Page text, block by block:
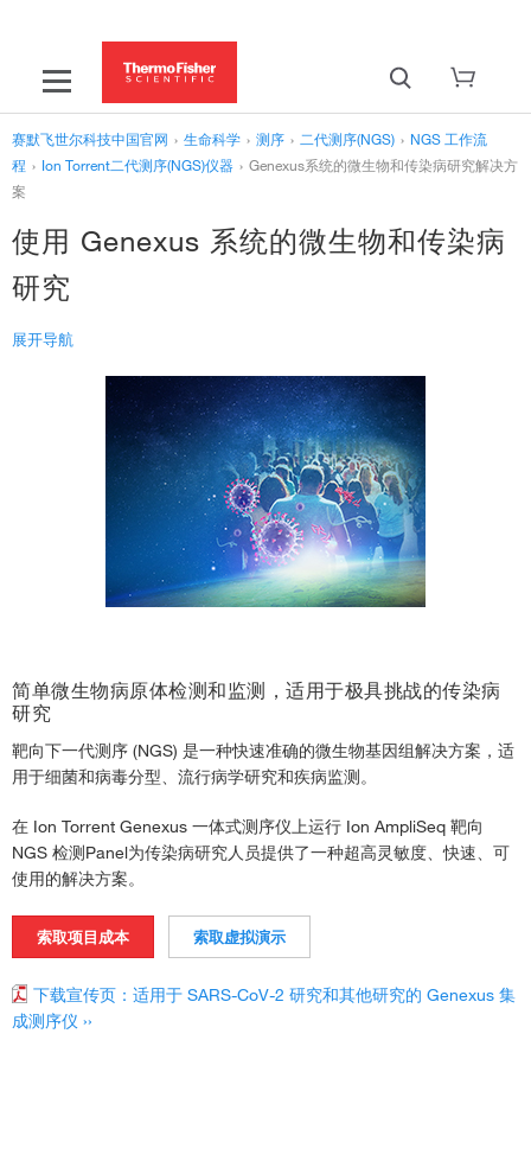
赛默飞世尔科技中国官网 › 生命科学 › 测序 › 二代测序(NGS) › NGS 工作流
程 › Ion Torrent二代测序(NGS)仪器 › Genexus系统的微生物和传染病研究解决方
案
使用 Genexus 系统的微生物和传染病
研究
展开导航
Ion Torrent二代测序(NGS)仪器
Genexus系统的微生物和传染病研究解决方案
使用 Genexus 一体式测序仪进行冠状病毒研究
肿瘤学临床研究解决方案
Genexus系统的遗传性疾病临床研究解决方案
简单微生物病原体检测和监测，适用于极具挑战的传染病
研究
靶向下一代测序 (NGS) 是一种快速准确的微生物基因组解决方案，适
用于细菌和病毒分型、流行病学研究和疾病监测。
在 Ion Torrent Genexus 一体式测序仪上运行 Ion AmpliSeq 靶向
NGS 检测Panel为传染病研究人员提供了一种超高灵敏度、快速、可
使用的解决方案。
索取项目成本 索取虚拟演示
下载宣传页：适用于 SARS-CoV-2 研究和其他研究的 Genexus 集
成测序仪 ››